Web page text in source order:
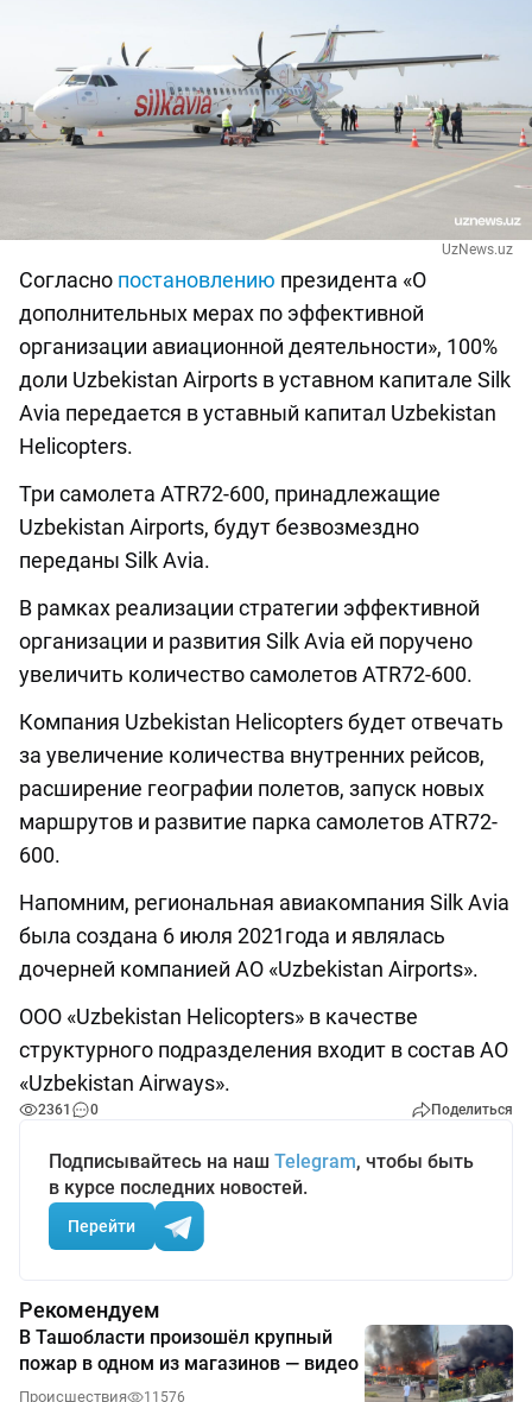
UzNews.uz
Согласно постановлению президента «О
дополнительных мерах по эффективной
организации авиационной деятельности», 100%
доли Uzbekistan Airports в уставном капитале Silk
Avia передается в уставный капитал Uzbekistan
Helicopters.
Три самолета ATR72-600, принадлежащие
Uzbekistan Airports, будут безвозмездно
переданы Silk Avia.
В рамках реализации стратегии эффективной
организации и развития Silk Avia ей поручено
увеличить количество самолетов ATR72-600.
Компания Uzbekistan Helicopters будет отвечать
за увеличение количества внутренних рейсов,
расширение географии полетов, запуск новых
маршрутов и развитие парка самолетов ATR72-
600.
Напомним, региональная авиакомпания Silk Avia
была создана 6 июля 2021года и являлась
дочерней компанией АО «Uzbekistan Airports».
ООО «Uzbekistan Helicopters» в качестве
структурного подразделения входит в состав АО
«Uzbekistan Airways».
2361 0 Поделиться
Подписывайтесь на наш Telegram, чтобы быть
в курсе последних новостей.
Перейти
Рекомендуем
В Ташобласти произошёл крупный
пожар в одном из магазинов — видео
Происшествия 11576